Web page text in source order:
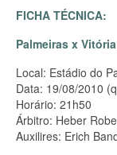
FICHA TÉCNICA:
Palmeiras x Vitória
Local: Estádio do
Data: 19/08/2010
Horário: 21h50
Árbitro: Heber
Auxilires: Erich